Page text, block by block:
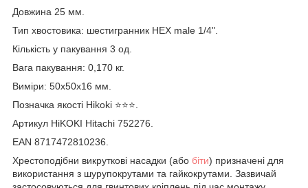
Довжина 25 мм.
Тип хвостовика: шестигранник HEX male 1/4".
Кількість у пакування 3 од.
Вага пакування: 0,170 кг.
Виміри: 50x50x16 мм.
Позначка якості Hikoki ⭐️⭐️⭐️.
Артикул HiKOKI Hitachi 752276.
EAN 8717472810236.
Хрестоподібни викруткові насадки (або біти) призначені для
використання з шурупокрутами та гайкокрутами. Зазвичай